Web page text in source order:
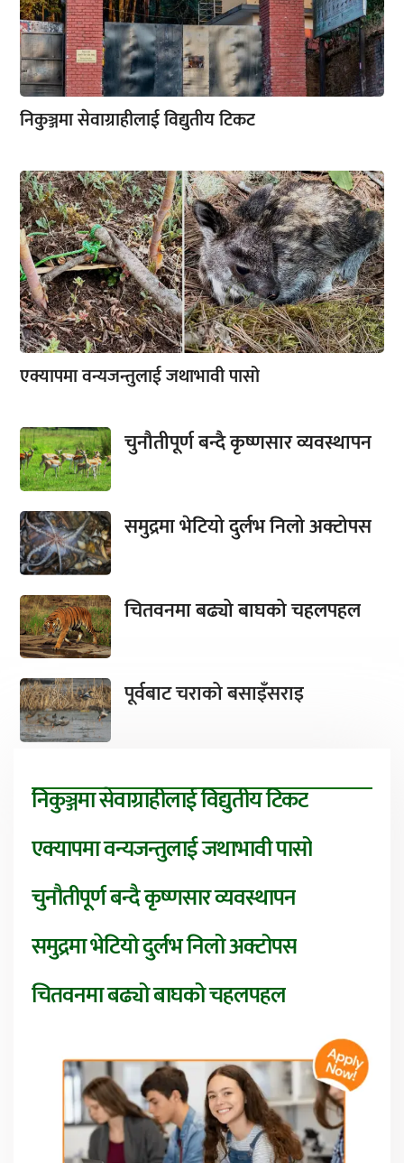
निकुञ्जमा सेवाग्राहीलाई विद्युतीय टिकट
एक्यापमा वन्यजन्तुलाई जथाभावी पासो
चुनौतीपूर्ण बन्दै कृष्णसार व्यवस्थापन
समुद्रमा भेटियो दुर्लभ निलो अक्टोपस
चितवनमा बढ्यो बाघको चहलपहल
पूर्वबाट चराको बसाइँसराइ
निकुञ्जमा सेवाग्राहीलाई विद्युतीय टिकट
एक्यापमा वन्यजन्तुलाई जथाभावी पासो
चुनौतीपूर्ण बन्दै कृष्णसार व्यवस्थापन
समुद्रमा भेटियो दुर्लभ निलो अक्टोपस
चितवनमा बढ्यो बाघको चहलपहल